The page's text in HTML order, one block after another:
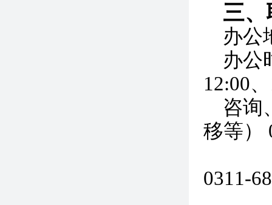
三
办公
办公
12:00
咨询
移等）
0311-